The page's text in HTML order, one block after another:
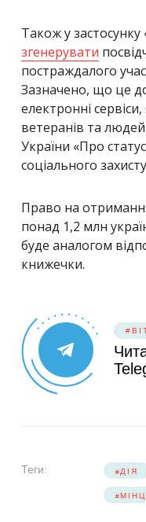
Також у
згенерувати
постраждалого
Зазначено, що це
електронні
ветеранів та
України «Про
соціального
Право на
понад 1,2 млн
буде аналогом
книжечки.
Теги: ДІЯ